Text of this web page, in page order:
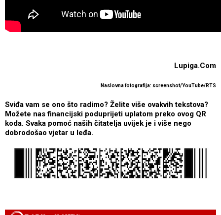
Lupiga.Com
Naslovna fotografija: screenshot/YouTube/RTS
Sviđa vam se ono što radimo? Želite više ovakvih tekstova?
Možete nas financijski poduprijeti uplatom preko ovog QR
koda. Svaka pomoć naših čitatelja uvijek je i više nego
dobrodošao vjetar u leđa.